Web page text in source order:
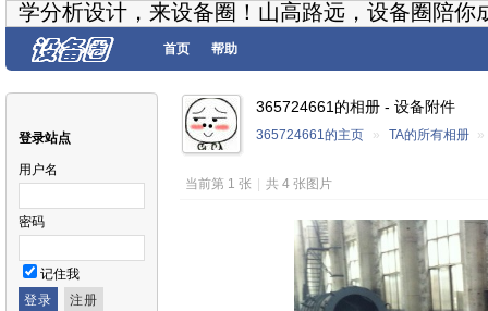
学分析设计，来设备圈！山高路远，设备圈陪你
首页 帮助
登录站点
用户名
密码
记住我
365724661的相册 - 设备附件
365724661的主页 » TA的所有相册 »
当前第 1 张 共 4 张图片